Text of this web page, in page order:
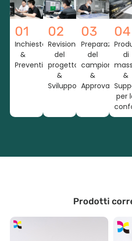
01
Inchiesta
&
Preventivo
02
Revisione
del
progetto
&
Sviluppo
03
Preparazione
del
campione
&
Approvazione
04
di
&
per
Prodotti